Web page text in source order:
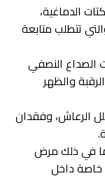
الدماغية،
تتطلب متابعة
الصداع النصفي
والظهر
الرعاش، وفقدان
في ذلك مرض
خاصة داخل